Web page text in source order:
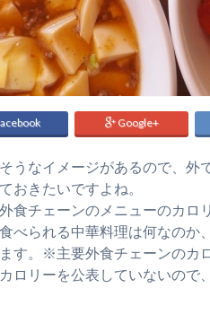
Google+
うなイメージがあるので、外
おきたいですよね。
食チェーンのメニューのカロ
べられる中華料理は何なのか
す。※主要外食チェーンのカ
ロリーを公表していないので